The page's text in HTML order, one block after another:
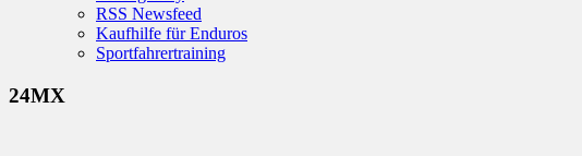
RSS Newsfeed
Kaufhilfe für Enduros
Sportfahrertraining
24MX